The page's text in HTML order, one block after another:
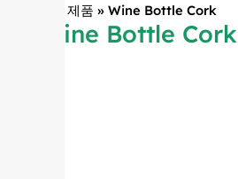
제품 » Wine Bottle Cork
Wine Bottle Cork